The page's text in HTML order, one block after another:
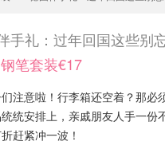
手礼：过年回国这些别
笔套装€17
注意啦！行李箱还空着？那必
统安排上，亲戚朋友人手一份
赶紧冲一波！